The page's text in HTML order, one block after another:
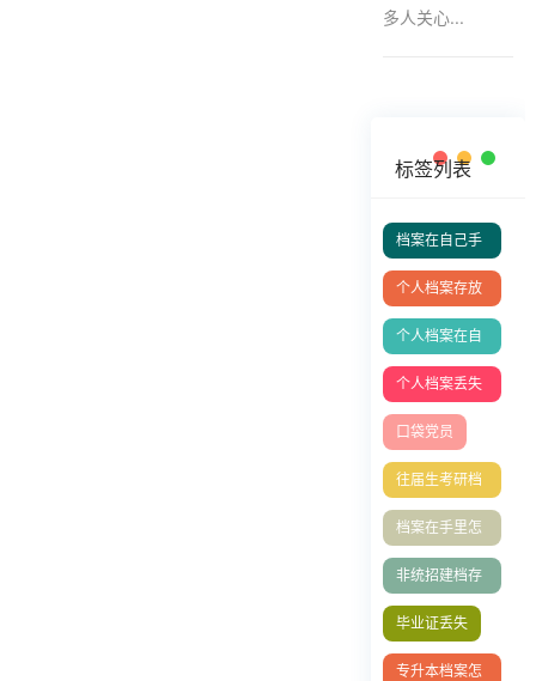
多人关心...
标签列表
档案在自己手
里成死档如何
激活？
个人档案存放
在哪里好
个人档案在自
己手里成死档
如何激活
个人档案丢失
补办
口袋党员
往届生考研档
案问题
档案在手里怎
么存档人才中
心？
非统招建档存
档
毕业证丢失
专升本档案怎